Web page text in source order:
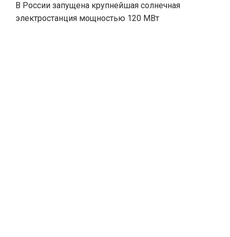
В России запущена крупнейшая солнечная
электростанция мощностью 120 МВт